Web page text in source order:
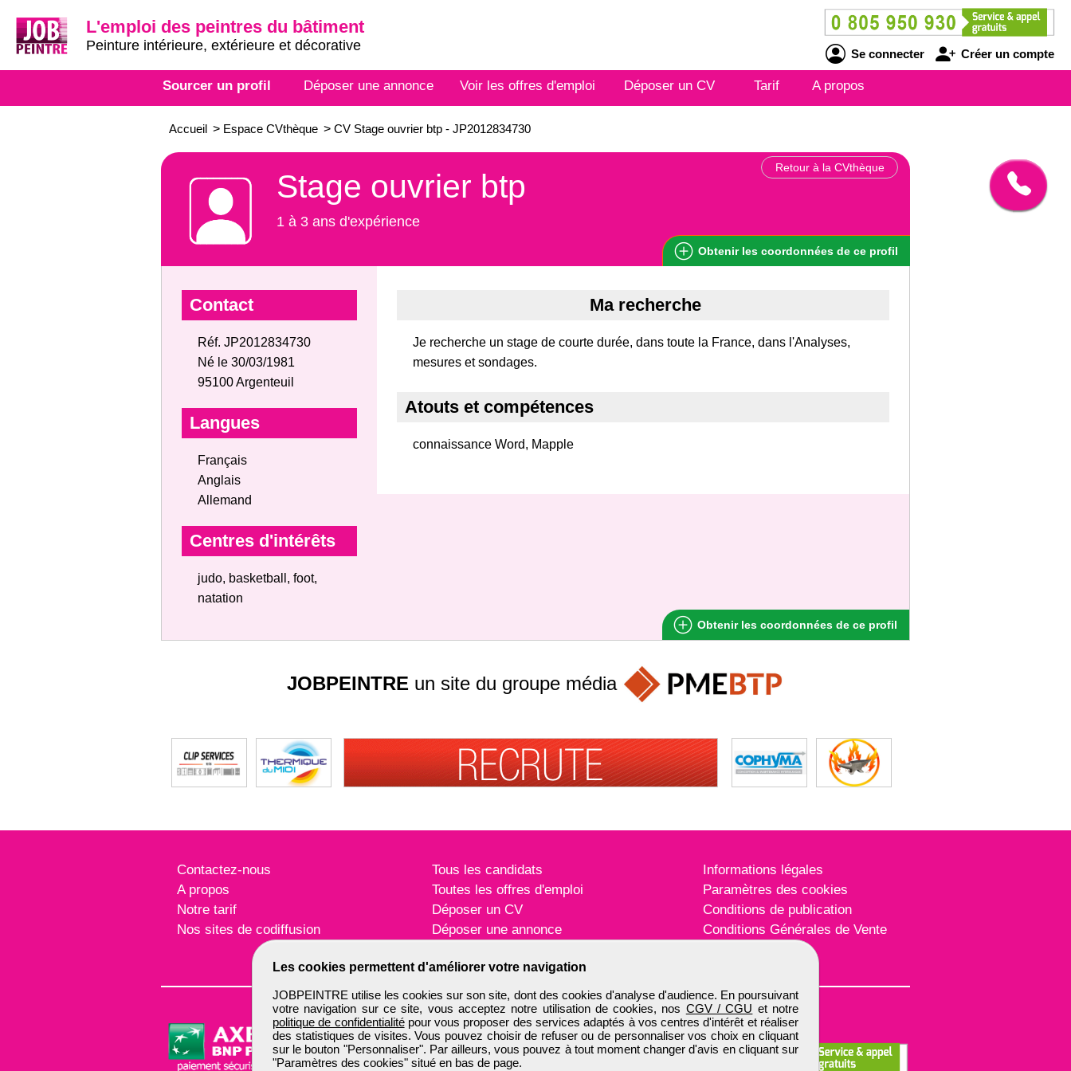
L'emploi des peintres du bâtiment
Peinture intérieure, extérieure et décorative
Se connecter Créer un compte
Sourcer un profil Déposer une annonce Voir les offres d'emploi Déposer un CV Tarif A propos
Accueil > Espace CVthèque > CV Stage ouvrier btp - JP2012834730
Retour à la CVthèque
Stage ouvrier btp
1 à 3 ans d'expérience
Obtenir les coordonnées de ce profil
Contact
Réf. JP2012834730
Né le 30/03/1981
95100 Argenteuil
Langues
Français
Anglais
Allemand
Centres d'intérêts
judo, basketball, foot,
natation
Ma recherche
Je recherche un stage de courte durée, dans toute la France, dans l'Analyses,
mesures et sondages.
Atouts et compétences
connaissance Word, Mapple
Obtenir les coordonnées de ce profil
Les cookies permettent d'améliorer votre navigation
JOBPEINTRE utilise les cookies sur son site, dont des cookies d'analyse d'audience. En poursuivant
votre navigation sur ce site, vous acceptez notre utilisation de cookies, nos CGV / CGU et notre
politique de confidentialitépour vous proposer des services adaptés à vos centres d'intérêt et réaliser
des statistiques de visites. Vous pouvez choisir de refuser ou de personnaliser vos choix en cliquant
sur le bouton "Personnaliser". Par ailleurs, vous pouvez à tout moment changer d'avis en cliquant sur
"Paramètres des cookies" situé en bas de page.
JOBPEINTRE un site du groupe média
Contactez-nous
A propos
Notre tarif
Nos sites de codiffusion
Tous les candidats
Toutes les offres d'emploi
Déposer un CV
Déposer une annonce
Informations légales
Paramètres des cookies
Conditions de publication
Conditions Générales de Vente